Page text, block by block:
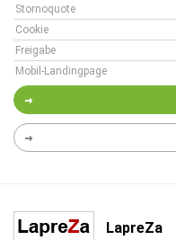
Stornoquote
Cookie
Freigabe
Mobil-Landingpage
LapreZa